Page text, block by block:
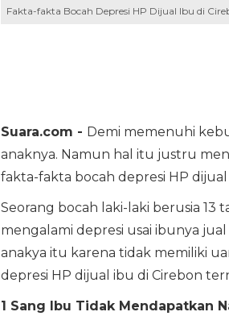
Fakta-fakta Bocah Depresi HP Dijual Ibu di
Suara.com - Demi memenuhi
anaknya. Namun hal itu justru
fakta-fakta bocah depresi HP
Seorang bocah laki-laki berusia 13
mengalami depresi usai ibunya
anakya itu karena tidak memiliki
depresi HP dijual ibu di Cirebon
1 Sang Ibu Tidak Mendapatkan